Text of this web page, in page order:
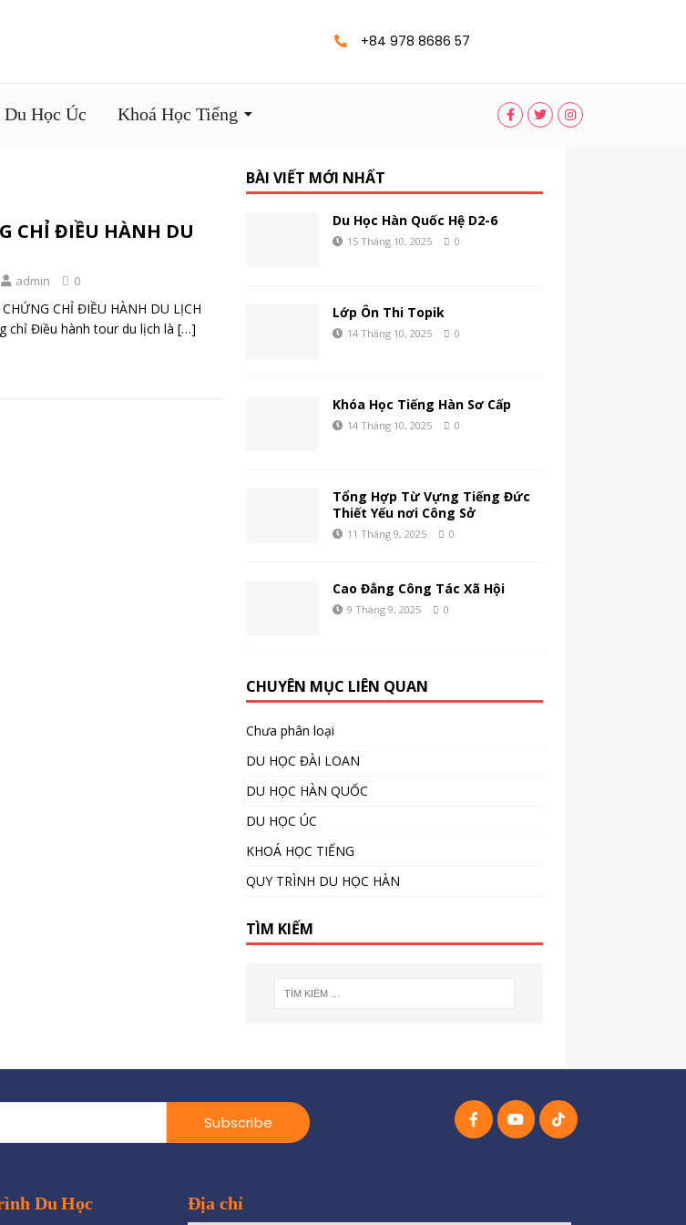
+84 978 8686 57
Du Học Úc Khoá Học Tiếng
CHỈ ĐIỀU HÀNH DU
admin 0
CHỈ ĐIỀU HÀNH DU LỊCH
chỉ Điều hành tour du lịch là […]
BÀI VIẾT MỚI NHẤT
Du Học Hàn Quốc Hệ D2-6
15 Tháng 10, 2025 0
Lớp Ôn Thi Topik
14 Tháng 10, 2025 0
Khóa Học Tiếng Hàn Sơ Cấp
14 Tháng 10, 2025 0
Tổng Hợp Từ Vựng Tiếng Đức
Thiết Yếu nơi Công Sở
11 Tháng 9, 2025 0
Cao Đẳng Công Tác Xã Hội
9 Tháng 9, 2025 0
CHUYÊN MỤC LIÊN QUAN
Chưa phân loại
DU HỌC ĐÀI LOAN
DU HỌC HÀN QUỐC
DU HỌC ÚC
KHOÁ HỌC TIẾNG
QUY TRÌNH DU HỌC HÀN
TÌM KIẾM
Subscribe
Du Học Địa chỉ